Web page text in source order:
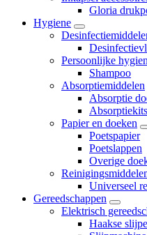
Gloria
Hygiene
Persoonlijke
Shampoo
Absorptiemiddelen
Absorptie
Absorptiekits
Papier en doeken
Poetspapier
Poetslappen
Overige
Universeel
Gereedschappen
Elektrisch
Haakse